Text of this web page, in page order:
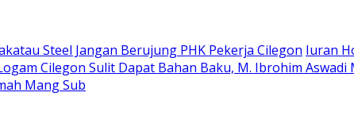
Steel Jangan Berujung PHK Pekerja Cilegon Iuran
Cilegon Sulit Dapat Bahan Baku, M. Ibrohim
Mang Sub